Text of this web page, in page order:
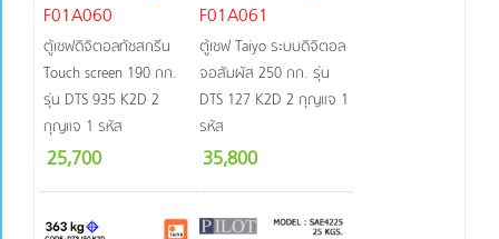
F01A060
ตู้เซฟดิจิตอลทัชสกรีน
Touch screen 190 กก.
รุ่น DTS 935 K2D 2
กุญแจ 1 รหัส
25,700
F01A061
ตู้เซฟ Taiyo ระบบดิจิตอล
จอสัมผัส 250 กก. รุ่น
DTS 127 K2D 2 กุญแจ 1
รหัส
35,800